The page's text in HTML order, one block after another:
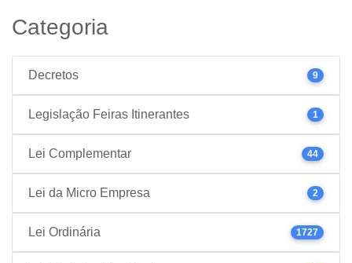
Categoria
Decretos 9
Legislação Feiras Itinerantes 1
Lei Complementar 44
Lei da Micro Empresa 2
Lei Ordinária 1727